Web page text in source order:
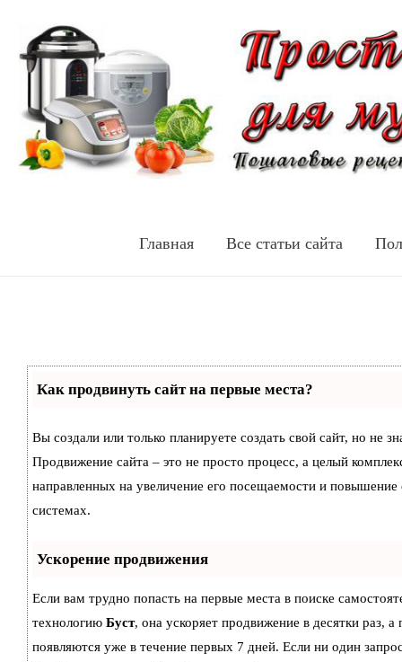
Главная Все статьи сайта
Как продвинуть сайт на первые места?
Вы создали или только планируете создать свой сайт, но не
Продвижение сайта – это не просто процесс, а целый
направленных на увеличение его посещаемости и повышение
системах.
Ускорение продвижения
Если вам трудно попасть на первые места в поиске
технологию Буст, она ускоряет продвижение в десятки раз, а
появляются уже в течение первых 7 дней. Если ни один